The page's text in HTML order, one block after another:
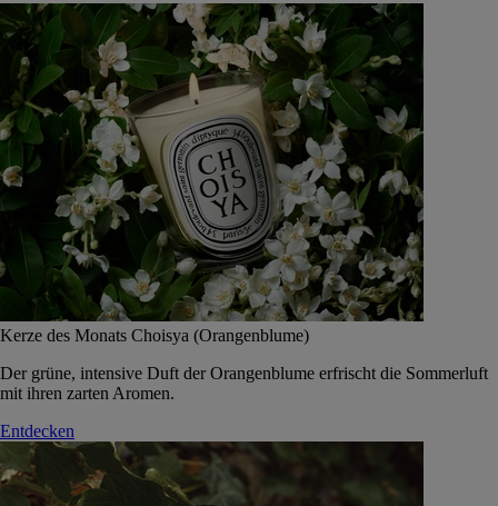
Kerze des Monats Choisya (Orangenblume)
Der grüne, intensive Duft der Orangenblume erfrischt die Sommerluft
mit ihren zarten Aromen.
Entdecken